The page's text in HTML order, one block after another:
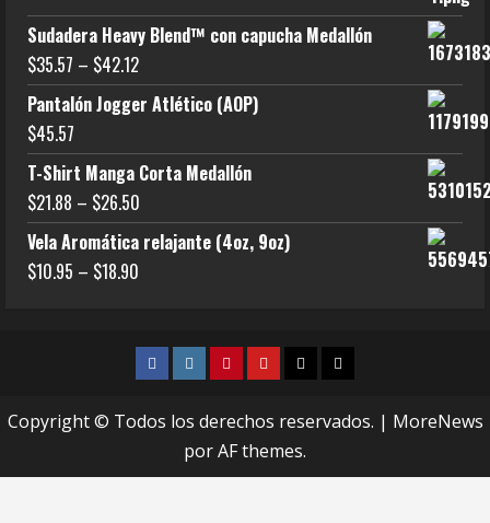
Sudadera Heavy Blend™ con capucha Medallón
$35.57 – $42.12
Pantalón Jogger Atlético (AOP)
$45.57
T-Shirt Manga Corta Medallón
$21.88 – $26.50
Vela Aromática relajante (4oz, 9oz)
$10.95 – $18.90
Copyright © Todos los derechos reservados. | MoreNews
por AF themes.